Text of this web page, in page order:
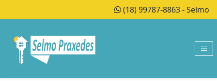
(18) 99787-8863 - Selmo